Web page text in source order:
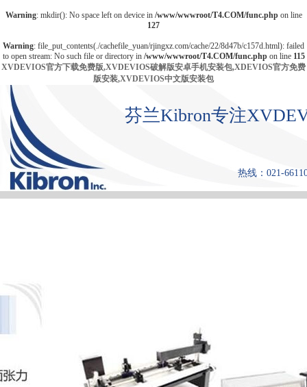
Warning: mkdir(): No space left on device in /www/wwwroot/T4.COM/func.phpon line
127
Warning: file_put_contents(./cachefile_yuan/rjingxz.com/cache/22/8d47b/c157d.html): failed
to open stream: No such file or directory in /www/wwwroot/T4.COM/func.phpon line 115
XVDEVIOS官方下载免费版,XVDEVIOS破解版安卓手机安装包,XDEVIOS官方免费
版安装,XVDEVIOS中文版安装包
芬兰Kibron专注
热线：021-
首 页 产品中心 张力仪